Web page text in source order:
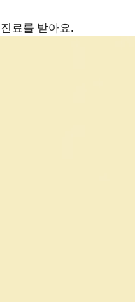
료를 받아요.